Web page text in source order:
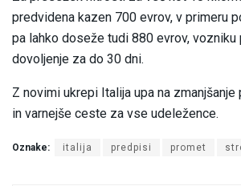
predvidena kazen 700 evrov, v primeru
pa lahko doseže tudi 880 evrov, vozniku
dovoljenje za do 30 dni.
Z novimi ukrepi Italija upa na
in varnejše ceste za vse udeležence.
Oznake: italija predpisi promet